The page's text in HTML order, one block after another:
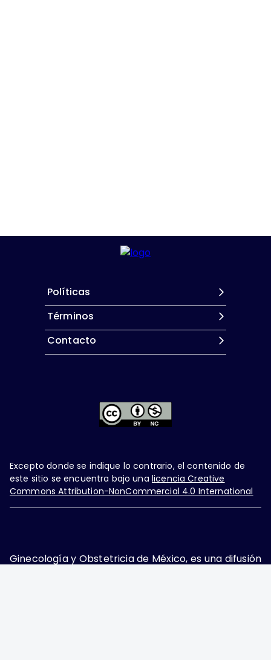
Políticas
Términos
Contacto
Excepto donde se indique lo contrario, el contenido de
este sitio se encuentra bajo una licencia Creative
Commons Attribution-NonCommercial 4.0 International
Ginecología y Obstetricia de México, es una difusión